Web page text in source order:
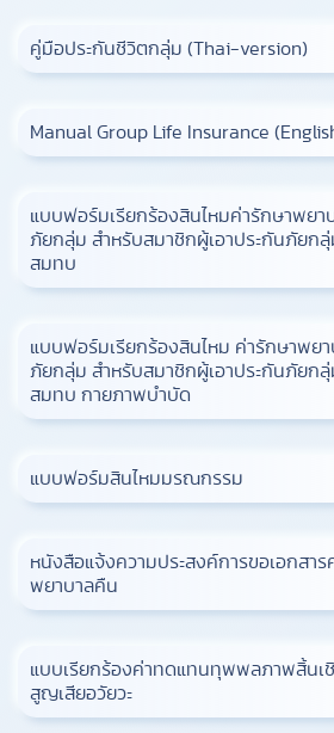
คู่มือประกันชีวิตกลุ่ม (Thai-version)
Manual Group Life Insurance
แบบฟอร์มเรียกร้องสินไหมค่ารักษาพยา
ภัยกลุ่ม สำหรับสมาชิกผู้เอาประกันภัยก
สมทบ
แบบฟอร์มเรียกร้องสินไหม ค่ารักษาพยา
ภัยกลุ่ม สำหรับสมาชิกผู้เอาประกันภัยก
สมทบ กายภาพบำบัด
แบบฟอร์มสินไหมมรณกรรม
หนังสือแจ้งความประสงค์การขอเอกสาร
พยาบาลคืน
แบบเรียกร้องค่าทดแทนทุพพลภาพสิ้นเ
สูญเสียอวัยวะ